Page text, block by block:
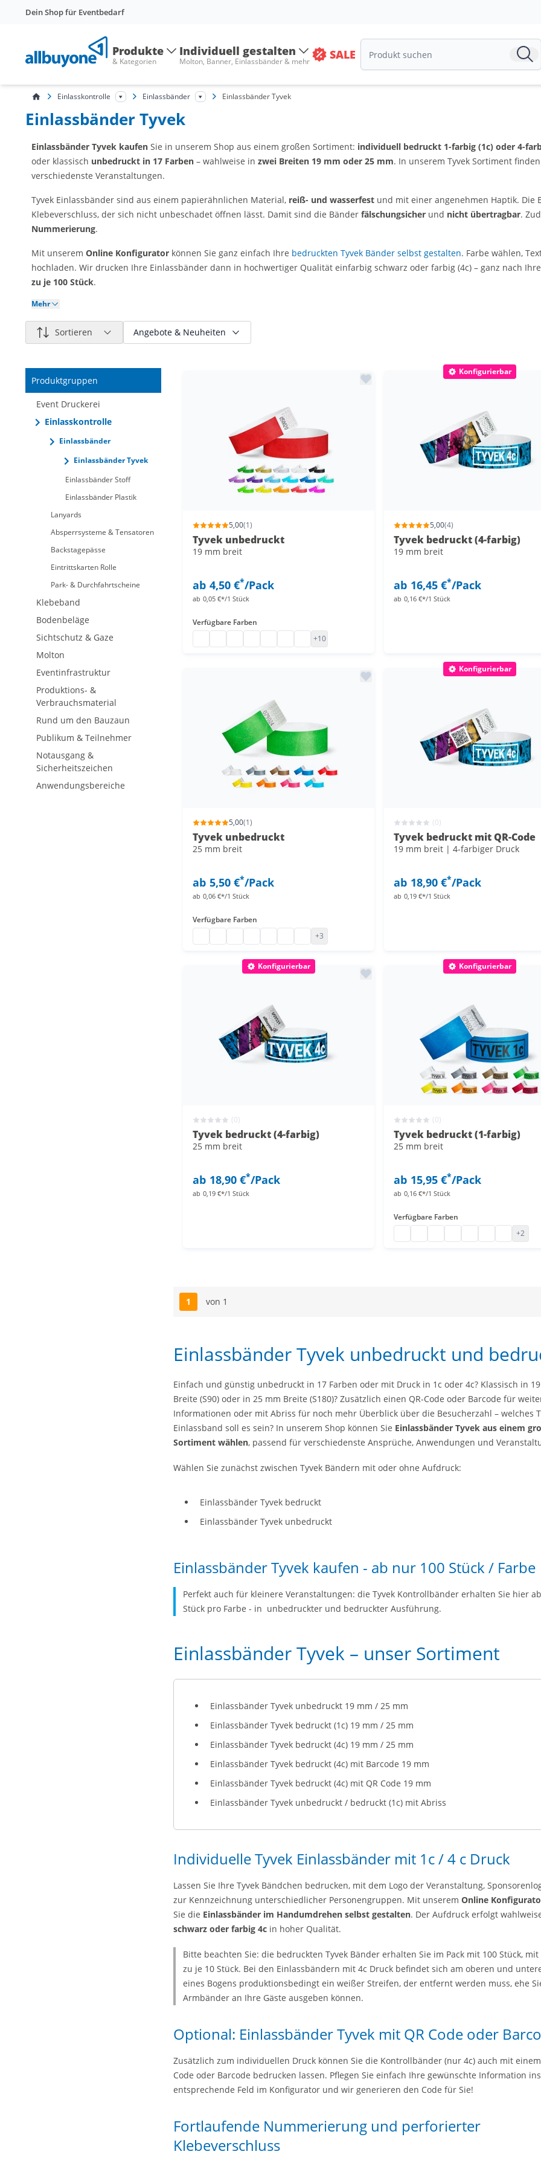
Dein Shop für Eventbedarf
Produkte
& Kategorien
Individuell gestalten
Molton, Banner, Einlassbänder & mehr SALE
Einlasskontrolle Einlassbänder Einlassbänder Tyvek
Einlassbänder Tyvek
Einlassbänder Tyvek kaufen Sie in unserem Shop aus einem großen Sortiment: individuell bedruckt 1-farbig (1c) oder 4-
oder klassisch unbedruckt in 17 Farben – wahlweise in zwei Breiten 19 mm oder 25 mm. In unserem Tyvek Sortiment
verschiedenste Veranstaltungen.
Tyvek Einlassbänder sind aus einem papierähnlichen Material, reiß- und wasserfest und mit einer angenehmen Haptik.
Klebeverschluss, der sich nicht unbeschadet öffnen lässt. Damit sind die Bänder fälschungsicher und nicht übertragbar.
Nummerierung.
Mit unserem Online Konfigurator können Sie ganz einfach Ihre bedruckten Tyvek Bänder selbst gestalten. Farbe wählen,
hochladen. Wir drucken Ihre Einlassbänder dann in hochwertiger Qualität einfarbig schwarz oder farbig (4c) – ganz nach
zu je 100 Stück.
Mehr
Sortieren Angebote & Neuheiten
Nur reduzierte Artikel
Produktgruppen
Event Druckerei
Einlasskontrolle
Einlassbänder
Einlassbänder Tyvek
Einlassbänder Stoff
Einlassbänder Plastik
Lanyards
Absperrsysteme & Tensatoren
Backstagepässe
Eintrittskarten Rolle
Park- & Durchfahrtscheine
Klebeband
Bodenbeläge
Sichtschutz & Gaze
Molton
Eventinfrastruktur
Produktions- &
Verbrauchsmaterial
Rund um den Bauzaun
Publikum & Teilnehmer
Notausgang &
Sicherheitszeichen
Anwendungsbereiche
5,00(1)
Tyvek unbedruckt
19 mm breit
ab 4,50 €*/Pack
ab 0,05 €*/1 Stück
Verfügbare Farben
Einlassarmbänder Tyvek
Partybändchen Papier
Tyvek Bänder unbedruckt
Papier Eintrittsbänder
+10
Konfigurierbar
5,00(4)
Tyvek bedruckt (4-farbig)
19 mm breit
ab 16,45 €*/Pack
ab 0,16 €*/1 Stück
5,00(1)
Tyvek unbedruckt
25 mm breit
ab 5,50 €*/Pack
ab 0,06 €*/1 Stück
Verfügbare Farben
Kontrollbändchen Papier
Kontrollbändchen Papier
Kontrollbändchen Papier
Kontrollbändchen Papier
Kontrollbändchen Papier
+3
Konfigurierbar
(0)
Tyvek bedruckt mit QR-Code
19 mm breit | 4-farbiger Druck
ab 18,90 €*/Pack
ab 0,19 €*/1 Stück
Konfigurierbar
(0)
Tyvek bedruckt (4-farbig)
25 mm breit
ab 18,90 €*/Pack
ab 0,19 €*/1 Stück
Konfigurierbar
(0)
Tyvek bedruckt (1-farbig)
25 mm breit
ab 15,95 €*/Pack
ab 0,16 €*/1 Stück
Verfügbare Farben
Eintrittsbänder Papier
Eintrittsbänder Papier
Eintrittsbänder
Eintrittsbänder
+2
Seite
1 von 1
Einlassbänder Tyvek unbedruckt und
Einfach und günstig unbedruckt in 17 Farben oder mit Druck in 1c oder 4c? Klassisch in
Breite (S90) oder in 25 mm Breite (S180)? Zusätzlich einen QR-Code oder Barcode für
Informationen oder mit Abriss für noch mehr Überblick über die Besucherzahl – welches
Einlassband soll es sein? In unserem Shop können Sie Einlassbänder Tyvek aus einem
Sortiment wählen, passend für verschiedenste Ansprüche, Anwendungen und
Wählen Sie zunächst zwischen Tyvek Bändern mit oder ohne Aufdruck:
Einlassbänder Tyvek bedruckt
Einlassbänder Tyvek unbedruckt
Einlassbänder Tyvek kaufen - ab nur 100 Stück / Farbe
Perfekt auch für kleinere Veranstaltungen: die Tyvek Kontrollbänder erhalten Sie hier
Stück pro Farbe - in unbedruckter und bedruckter Ausführung.
Einlassbänder Tyvek – unser Sortiment
Einlassbänder Tyvek unbedruckt 19 mm / 25 mm
Einlassbänder Tyvek bedruckt (1c) 19 mm / 25 mm
Einlassbänder Tyvek bedruckt (4c) 19 mm / 25 mm
Einlassbänder Tyvek bedruckt (4c) mit Barcode 19 mm
Einlassbänder Tyvek bedruckt (4c) mit QR Code 19 mm
Einlassbänder Tyvek unbedruckt / bedruckt (1c) mit Abriss
Individuelle Tyvek Einlassbänder mit 1c / 4 c Druck
Lassen Sie Ihre Tyvek Bändchen bedrucken, mit dem Logo der Veranstaltung,
zur Kennzeichnung unterschiedlicher Personengruppen. Mit unserem Online
Sie die Einlassbänder im Handumdrehen selbst gestalten. Der Aufdruck erfolgt
schwarz oder farbig 4c in hoher Qualität.
Bitte beachten Sie: die bedruckten Tyvek Bänder erhalten Sie im Pack mit 100 Stück, mit
zu je 10 Stück. Bei den Einlassbändern mit 4c Druck befindet sich am oberen und
eines Bogens produktionsbedingt ein weißer Streifen, der entfernt werden muss, ehe
Armbänder an Ihre Gäste ausgeben können.
Optional: Einlassbänder Tyvek mit QR Code oder
Zusätzlich zum individuellen Druck können Sie die Kontrollbänder (nur 4c) auch mit einem
Code oder Barcode bedrucken lassen. Pflegen Sie einfach Ihre gewünschte Information ins
entsprechende Feld im Konfigurator und wir generieren den Code für Sie!
Fortlaufende Nummerierung und perforierter
Klebeverschluss